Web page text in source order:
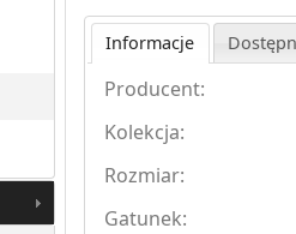
Informacje
Producent:
Kolekcja:
Rozmiar:
Gatunek: